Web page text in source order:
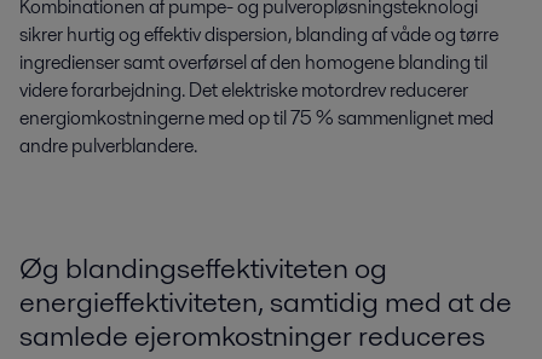
Kombinationen af pumpe- og pulveropløsningsteknologi
sikrer hurtig og effektiv dispersion, blanding af våde og tørre
ingredienser samt overførsel af den homogene blanding til
videre forarbejdning. Det elektriske motordrev reducerer
energiomkostningerne med op til 75 % sammenlignet med
andre pulverblandere.
Øg blandingseffektiviteten og
energieffektiviteten, samtidig med at de
samlede ejeromkostninger reduceres